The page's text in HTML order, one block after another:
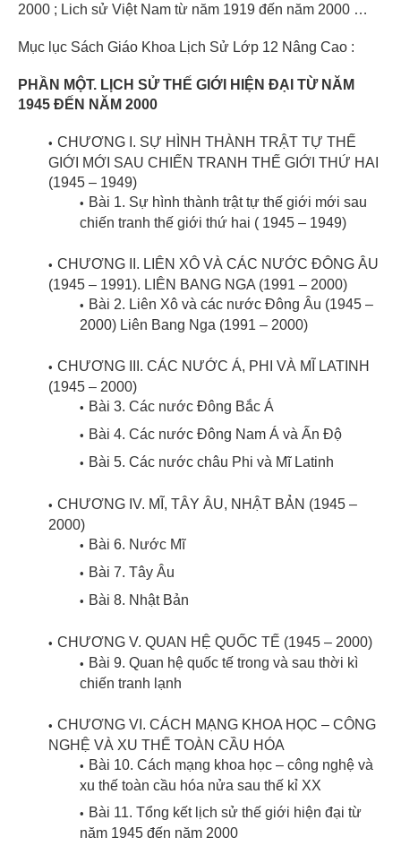
2000 ; Lich sử Việt Nam từ năm 1919 đến năm 2000 …
Mục lục Sách Giáo Khoa Lịch Sử Lớp 12 Nâng Cao :
PHẦN MỘT. LỊCH SỬ THẾ GIỚI HIỆN ĐẠI TỪ NĂM
1945 ĐẾN NĂM 2000
CHƯƠNG I. SỰ HÌNH THÀNH TRẬT TỰ THẾ
GIỚI MỚI SAU CHIẾN TRANH THẾ GIỚI THỨ HAI
(1945 – 1949)
Bài 1. Sự hình thành trật tự thế giới mới sau
chiến tranh thế giới thứ hai ( 1945 – 1949)
CHƯƠNG II. LIÊN XÔ VÀ CÁC NƯỚC ĐÔNG ÂU
(1945 – 1991). LIÊN BANG NGA (1991 – 2000)
Bài 2. Liên Xô và các nước Đông Âu (1945 –
2000) Liên Bang Nga (1991 – 2000)
CHƯƠNG III. CÁC NƯỚC Á, PHI VÀ MĨ LATINH
(1945 – 2000)
Bài 3. Các nước Đông Bắc Á
Bài 4. Các nước Đông Nam Á và Ấn Độ
Bài 5. Các nước châu Phi và Mĩ Latinh
CHƯƠNG IV. MĨ, TÂY ÂU, NHẬT BẢN (1945 –
2000)
Bài 6. Nước Mĩ
Bài 7. Tây Âu
Bài 8. Nhật Bản
CHƯƠNG V. QUAN HỆ QUỐC TẾ (1945 – 2000)
Bài 9. Quan hệ quốc tế trong và sau thời kì
chiến tranh lạnh
CHƯƠNG VI. CÁCH MẠNG KHOA HỌC – CÔNG
NGHỆ VÀ XU THẾ TOÀN CẦU HÓA
Bài 10. Cách mạng khoa học – công nghệ và
xu thế toàn cầu hóa nửa sau thế kỉ XX
Bài 11. Tổng kết lịch sử thế giới hiện đại từ
năm 1945 đến năm 2000